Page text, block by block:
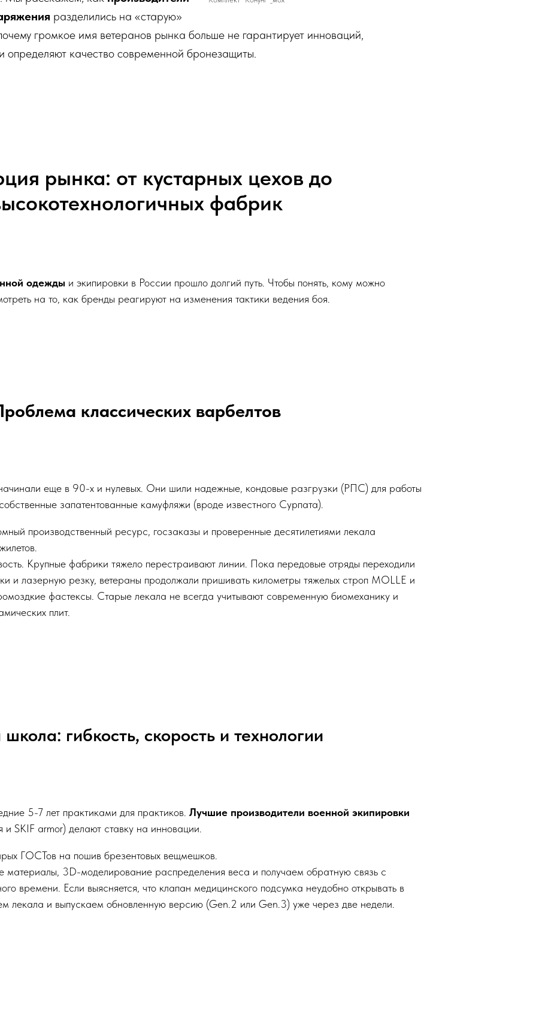
разделились на «старую»
громкое имя ветеранов рынка больше не гарантирует инноваций,
определяют качество современной бронезащиты.
рынка: от кустарных цехов до
фабрик
одежды и экипировки в России прошло долгий путь. Чтобы понять, кому можно
на то, как бренды реагируют на изменения тактики ведения боя.
классических варбелтов
еще в 90-х и нулевых. Они шили надежные, кондовые разгрузки (РПС) для работы
запатентованные камуфляжи (вроде известного Сурпата).
производственный ресурс, госзаказы и проверенные десятилетиями лекала
Крупные фабрики тяжело перестраивают линии. Пока передовые отряды переходили
и лазерную резку, ветераны продолжали пришивать километры тяжелых строп MOLLE и
фастексы. Старые лекала не всегда учитывают современную биомеханику и
плит.
гибкость, скорость и технологии
5-7 лет практиками для практиков. Лучшие производители военной экипировки
и SKIF armor) делают ставку на инновации.
ГОСТов на пошив брезентовых вещмешков.
материалы, 3D-моделирование распределения веса и получаем обратную связь с
времени. Если выясняется, что клапан медицинского подсумка неудобно открывать в
лекала и выпускаем обновленную версию (Gen.2 или Gen.3) уже через две недели.